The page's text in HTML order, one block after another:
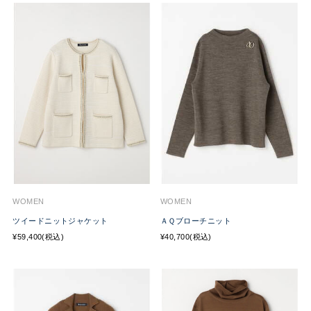
WOMEN
ツイードニットジャケット
¥59,400(税込)
WOMEN
ＡＱブローチニット
¥40,700(税込)